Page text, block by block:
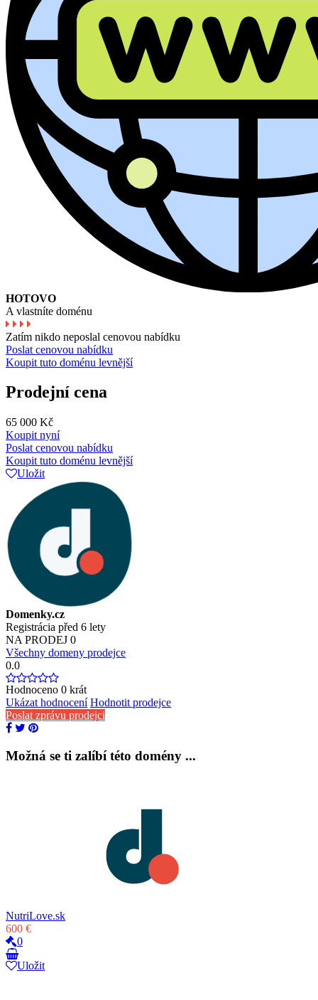
HOTOVO
A vlastníte doménu
Zatím nikdo neposlal cenovou nabídku
Poslat cenovou nabídku
Koupit tuto doménu levnější
Prodejní cena
65 000 Kč
Koupit nyní
Poslat cenovou nabídku
Koupit tuto doménu levnější
Uložit
Domenky.cz
Registrácia před 6 lety
NA PRODEJ 0
Všechny domeny prodejce
0.0
Hodnoceno 0 krát
Ukázat hodnocení Hodnotit prodejce
Poslat zprávu prodejci
Možná se ti zalíbí této domény ...
NutriLove.sk
600 €
0
Uložit